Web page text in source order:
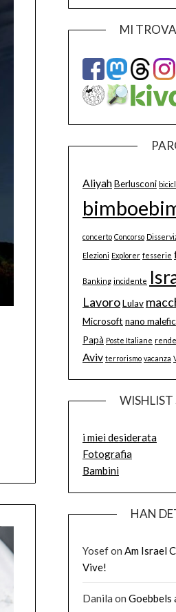
MI
AliyahBerlusconi
concerto Concorso
Elezioni Explorer fesserie
Banking incidente
LavoroLulav
Microsoft nano
Papà Poste Italiane
Aviv terrorismo vacanza
i miei desiderata
Fotografia
Bambini
HAN
Yosefon Am Israel
Vive!
Danila on Goebbels